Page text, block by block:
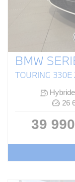
BMW
TOURING
Hybride
26
39